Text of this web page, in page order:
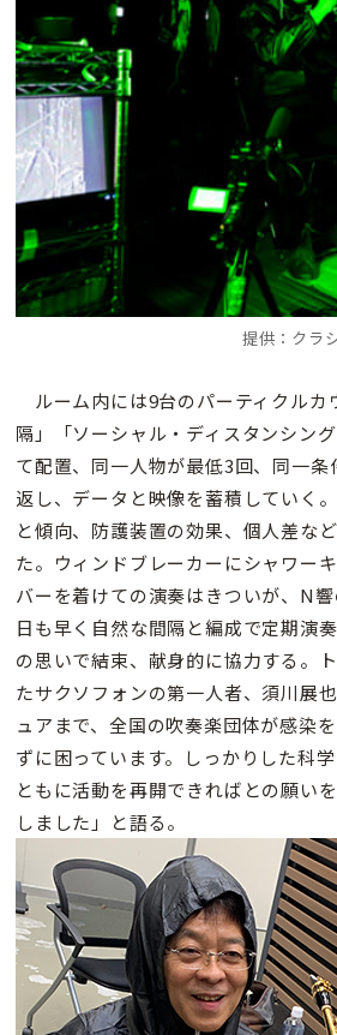
提供：クラ
ルーム内には9台のパーティクルカ
隔」「ソーシャル・ディスタンシン
て配置、同一人物が最低3回、同一条
返し、データと映像を蓄積していく
と傾向、防護装置の効果、個人差な
た。ウィンドブレーカーにシャワー
バーを着けての演奏はきついが、N
日も早く自然な間隔と編成で定期演
の思いで結束、献身的に協力する。
たサクソフォンの第一人者、須川展
ュアまで、全国の吹奏楽団体が感染
ずに困っています。しっかりした科
ともに活動を再開できればとの願い
しました」と語る。